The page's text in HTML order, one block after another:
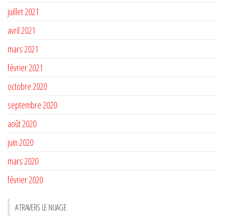
juillet 2021
avril 2021
mars 2021
février 2021
octobre 2020
septembre 2020
août 2020
juin 2020
mars 2020
février 2020
A TRAVERS LE NUAGE